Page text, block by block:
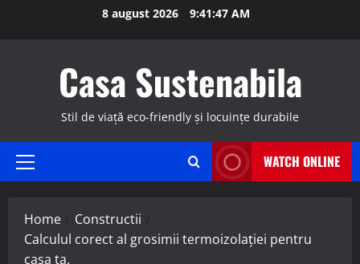
8 august 2026 9:41:49 AM
Casa Sustenabila
Stil de viață eco-friendly și locuințe durabile
Primary
WATCH ONLINE
Home
Constructii
Calculul corect al grosimii termoizolației pentru
casa ta.